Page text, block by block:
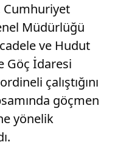
Müdürlüğü
ve Hudut
Göç İdaresi
çalıştığını
göçmen
yönelik